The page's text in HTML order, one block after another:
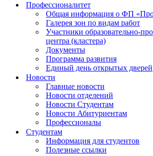
Профессионалитет
Общая информация о ФП
Галерея зон по видам работ
Участники образовательно-
центра (кластера)
Документы
Программа развития
Единый день открытых дверей
Новости
Главные новости
Новости отделений
Новости Студентам
Новости Абитуриентам
Профессионалы
Студентам
Информация для студентов
Полезные ссылки